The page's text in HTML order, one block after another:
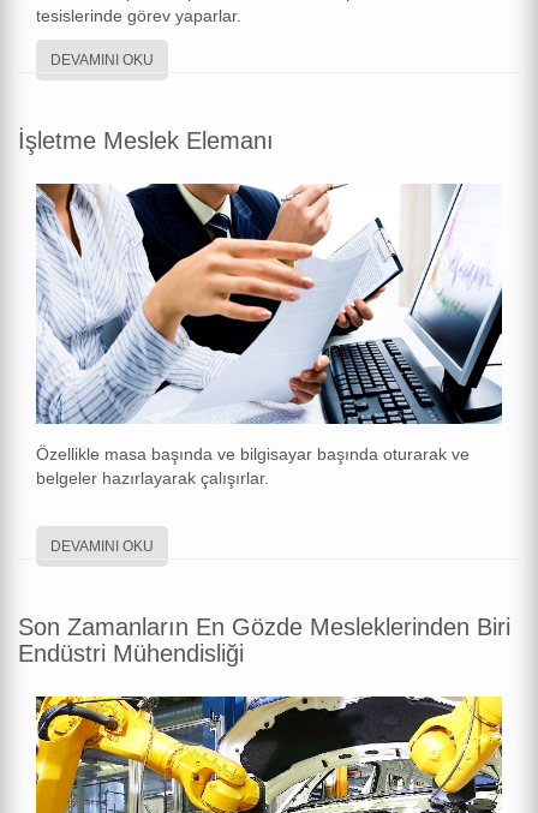
tesislerinde görev yaparlar.
DEVAMINI OKU
İşletme Meslek Elemanı
Özellikle masa başında ve bilgisayar başında oturarak ve
belgeler hazırlayarak çalışırlar.
DEVAMINI OKU
Son Zamanların En Gözde Mesleklerinden Biri
Endüstri Mühendisliği